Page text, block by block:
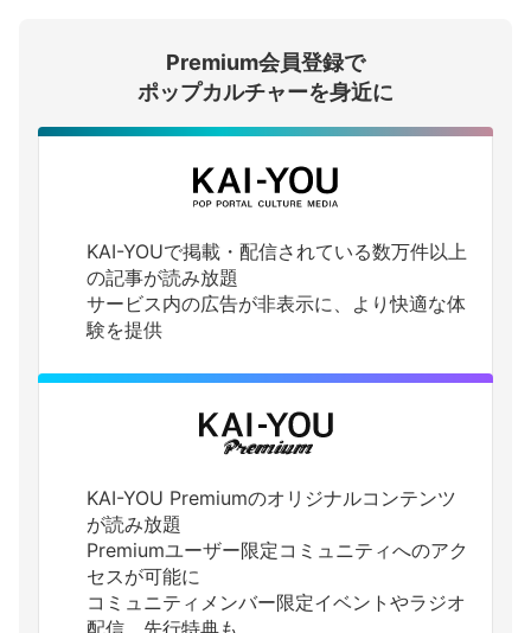
ログインする
Premium会員登録で
ポップカルチャーを身近に
KAI-YOUで掲載・配信されている数万件以上
の記事が読み放題
サービス内の広告が非表示に、より快適な体
験を提供
KAI-YOU Premiumのオリジナルコンテンツ
が読み放題
Premiumユーザー限定コミュニティへのアク
セスが可能に
コミュニティメンバー限定イベントやラジオ
配信、先行特典も